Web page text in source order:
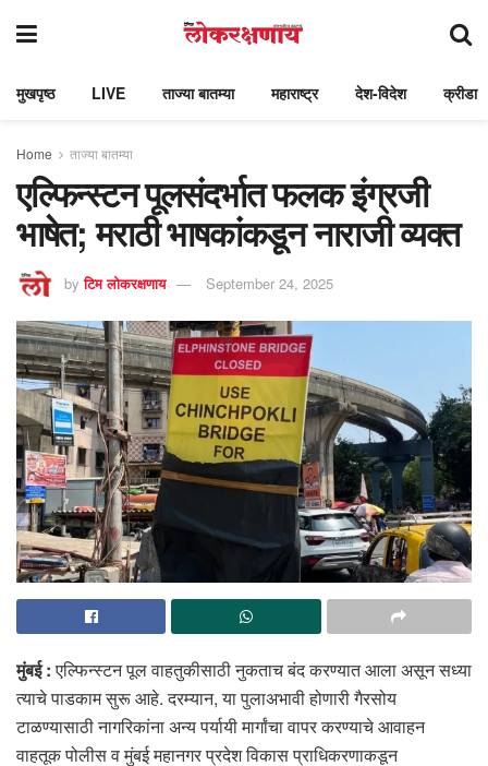
मुखपृष्ठ LIVE ताज्या बातम्या महाराष्ट्र देश-विदेश क्रीडा
Home ताज्या बातम्या
एल्फिन्स्टन पूलसंदर्भात फलक इंग्रजी
भाषेत; मराठी भाषकांकडून नाराजी व्यक्त
by टिम लोकरक्षणाय September 24, 2025
मुंबई :एल्फिन्स्टन पूल वाहतुकीसाठी नुकताच बंद करण्यात आला असून सध्या
त्याचे पाडकाम सुरू आहे. दरम्यान, या पुलाअभावी होणारी गैरसोय
टाळण्यासाठी नागरिकांना अन्य पर्यायी मार्गांचा वापर करण्याचे आवाहन
वाहतूक पोलीस व मुंबई महानगर प्रदेश विकास प्राधिकरणाकडून